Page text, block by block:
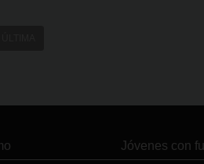
Jóvenes con